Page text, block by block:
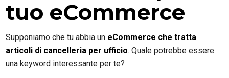
tuo eCommerce
Supponiamo che tu abbia un eCommerce che tratta
articoli di cancelleria per ufficio. Quale potrebbe essere
una keyword interessante per te?